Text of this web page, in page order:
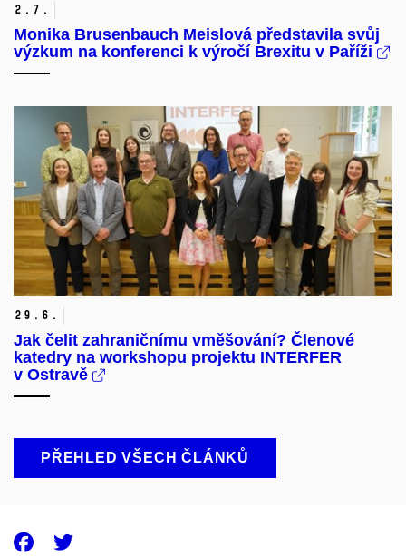
2. 7.
Monika Brusenbauch Meislová představila svůj
výzkum na konferenci k výročí Brexitu v Paříži
29. 6.
Jak čelit zahraničnímu vměšování? Členové
katedry na workshopu projektu INTERFER
v Ostravě
PŘEHLED VŠECH ČLÁNKŮ
Facebook
Twitter